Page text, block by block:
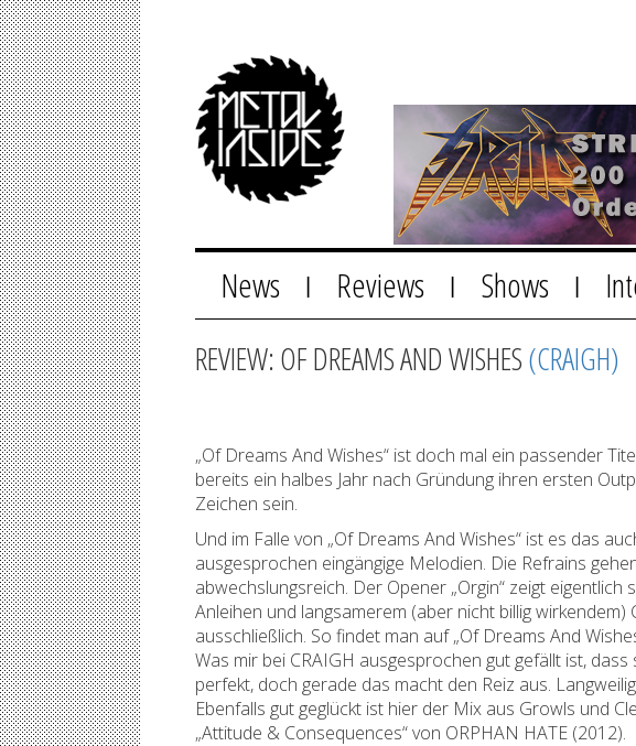
News Reviews Shows
REVIEW: OF DREAMS AND WISHES(CRAIGH)
„Of Dreams And Wishes“ ist doch mal ein passender
bereits ein halbes Jahr nach Gründung ihren ersten
Zeichen sein.
Und im Falle von „Of Dreams And Wishes“ ist es das
ausgesprochen eingängige Melodien. Die Refrains
abwechslungsreich. Der Opener „Orgin“ zeigt
Anleihen und langsamerem (aber nicht billig
ausschließlich. So findet man auf „Of Dreams And
Was mir bei CRAIGH ausgesprochen gut gefällt ist,
perfekt, doch gerade das macht den Reiz aus.
Ebenfalls gut geglückt ist hier der Mix aus Growls und
„Attitude & Consequences“ von ORPHAN HATE (2012).